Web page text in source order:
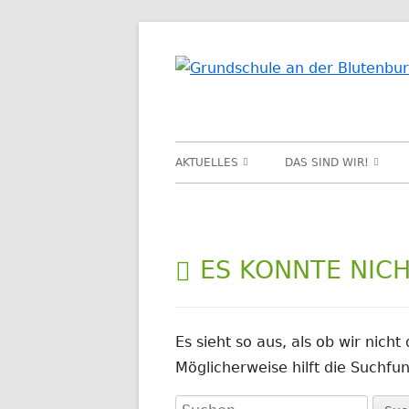
Primäres
AKTUELLES
VERANSTALTUNGEN
DAS SIND WIR!
ES KONNTE
Es sieht so aus, als ob wir
Möglicherweise hilft die